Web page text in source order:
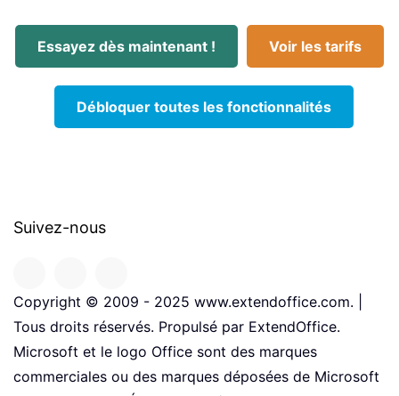
Essayez dès maintenant ! Voir les tarifs
Débloquer toutes les fonctionnalités
Suivez-nous
Copyright © 2009 - 2025 www.extendoffice.com. |
Tous droits réservés. Propulsé par ExtendOffice.
Microsoft et le logo Office sont des marques
commerciales ou des marques déposées de Microsoft